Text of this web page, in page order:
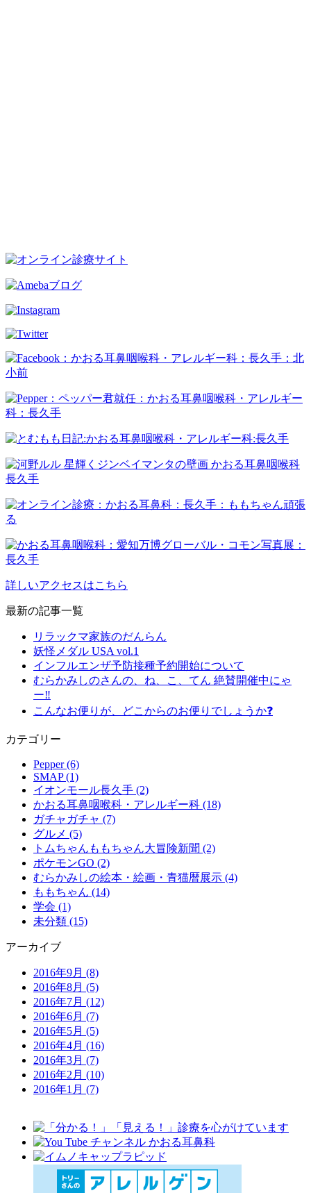
詳しいアクセスはこちら
最新の記事一覧
リラックマ家族のだんらん
妖怪メダル USA vol.1
インフルエンザ予防接種予約開始について
むらかみしのさんの、ね、こ、てん 絶賛開催中にゃ
ー‼️
こんなお便りが、どこからのお便りでしょうか❓
カテゴリー
Pepper (6)
SMAP (1)
イオンモール長久手 (2)
かおる耳鼻咽喉科・アレルギー科 (18)
ガチャガチャ (7)
グルメ (5)
トムちゃんももちゃん大冒険新聞 (2)
ポケモンGO (2)
むらかみしの絵本・絵画・青猫暦展示 (4)
ももちゃん (14)
学会 (1)
未分類 (15)
アーカイブ
2016年9月 (8)
2016年8月 (5)
2016年7月 (12)
2016年6月 (7)
2016年5月 (5)
2016年4月 (16)
2016年3月 (7)
2016年2月 (10)
2016年1月 (7)